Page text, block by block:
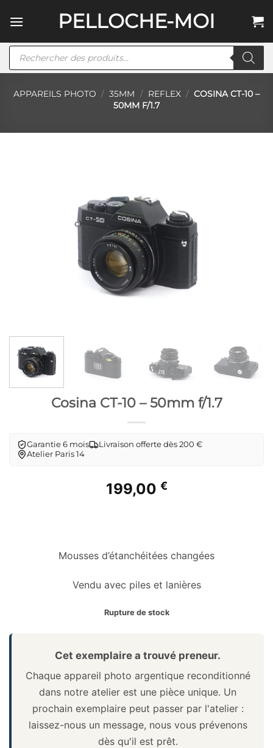
au
PELLOCHE-MOI
Recherche
APPAREILS PHOTO / 35MM / REFLEX / COSINA CT-10 –
50MM F/1.7
Cosina CT-10 – 50mm f/1.7
Garantie 6 mois
Livraison offerte dès 200 €
Atelier Paris 14
199,00 €
Mousses d’étanchéitées changées
Vendu avec piles et lanières
Rupture de stock
Cet exemplaire a trouvé preneur.
Chaque appareil photo argentique reconditionné
dans notre atelier est une pièce unique. Un
prochain exemplaire peut passer par l'atelier :
laissez-nous un message, nous vous prévenons
dès qu'il est prêt.